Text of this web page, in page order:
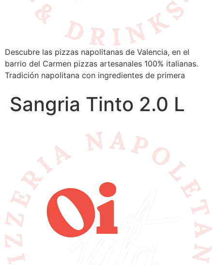
Descubre las pizzas napolitanas de Valencia, en el
barrio del Carmen pizzas artesanales 100% italianas.
Tradición napolitana con ingredientes de primera
Sangria Tinto 2.0 L